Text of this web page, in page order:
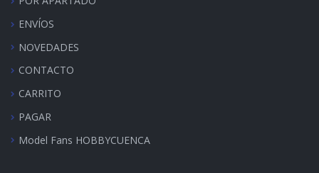
ENVÍOS
NOVEDADES
CONTACTO
CARRITO
PAGAR
Model Fans HOBBYCUENCA